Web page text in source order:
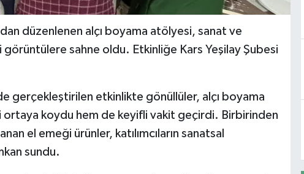
düzenlenen alçı boyama atölyesi, sanat ve
görüntülere sahne oldu. Etkinliğe Kars Yeşilay Şubesi
gerçekleştirilen etkinlikte gönüllüler, alçı boyama
ortaya koydu hem de keyifli vakit geçirdi. Birbirinden
el emeği ürünler, katılımcıların sanatsal
sundu.